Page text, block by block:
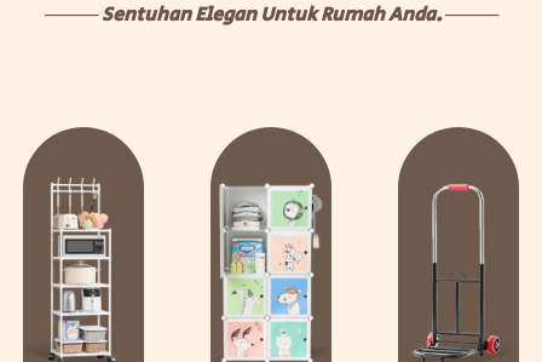
──── Sentuhan Elegan Untuk Rumah Anda. ────